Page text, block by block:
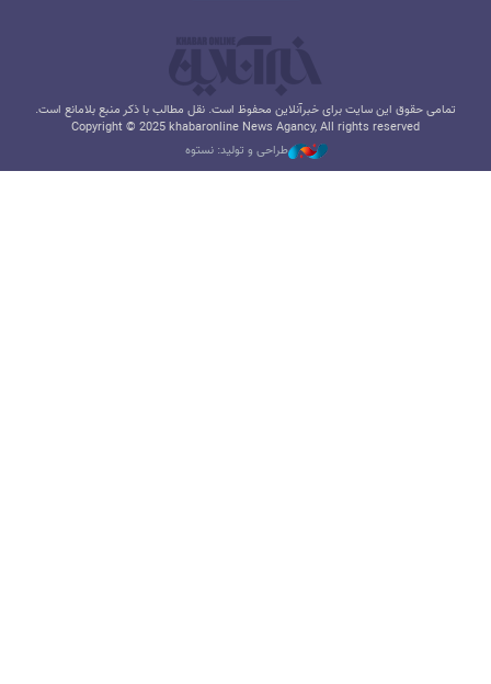
تمامی حقوق این سایت برای خبرآنلاین محفوظ است. نقل مطالب با ذکر منبع بلامانع است.
Copyright © 2025 khabaronline News Agancy, All rights reserved
طراحی و تولید: نستوه